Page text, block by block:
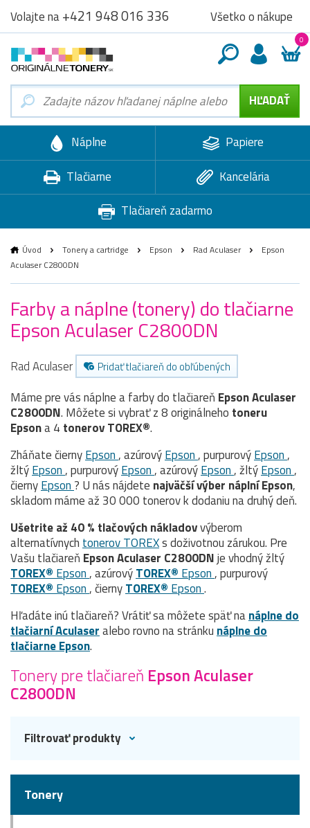
Volajte na+421 948 016 336 Všetko o nákupe
0
Náplne
Papiere
Tlačiarne
Kancelária
Tlačiareň zadarmo
Úvod Tonery a cartridge Epson Rad Aculaser
Epson
Aculaser C2800DN
Farby a náplne (tonery) do tlačiarne
Epson Aculaser C2800DN
Rad Aculaser Pridať tlačiareň do obľúbených
Máme pre vás náplne a farby do tlačiareň Epson Aculaser
C2800DN. Môžete si vybrať z 8 originálneho toneru
Epsona 4 tonerov TOREX®.
Zháňate čiernyEpson, azúrovýEpson, purpurovýEpson,
žltýEpson, purpurovýEpson, azúrovýEpson, žltýEpson,
čiernyEpson? U nás nájdete najväčší výber náplní Epson,
skladom máme až 30 000 tonerov k dodaniu na druhý deň.
Ušetrite až 40 % tlačových nákladovvýberom
alternatívnychtonerov TOREXs doživotnou zárukou. Pre
Vašu tlačiareň Epson Aculaser C2800DNje vhodný žltý
TOREX®Epson, azúrovýTOREX®Epson, purpurový
TOREX®Epson, čiernyTOREX®Epson.
Hľadáte inú tlačiareň? Vrátiť sa môžete späť nanáplne do
tlačiarní Aculaseralebo rovno na stránkunáplne do
tlačiarne Epson.
Tonery pre tlačiareň Epson Aculaser
C2800DN
Filtrovať produkty
Tonery